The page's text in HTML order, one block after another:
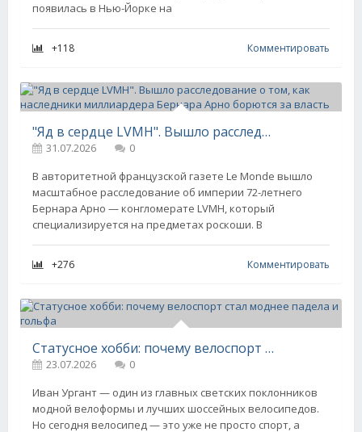
появилась в Нью-Йорке на
+118 Комментировать
"Яд в сердце LVMH". Вышло расследование о том, как наследники миллиардера Бернара Арно борются за власть
31.07.2026
0
В авторитетной французской газете Le Monde вышло
масштабное расследование об империи 72-летнего
Бернара Арно — конгломерате LVMH, который
специализируется на предметах роскоши. В
+276 Комментировать
Статусное хобби: почему велоспорт стал моднее падела и гольфа
23.07.2026
0
Иван Ургант — один из главных светских поклонников
модной велоформы и лучших шоссейных велосипедов.
Но сегодня велосипед — это уже не просто спорт, а